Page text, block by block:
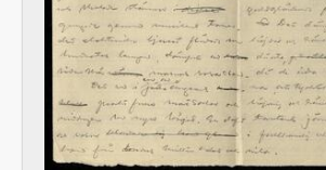
35 - Korsettsömmerskan
36 - Kycklingarna
14 - Noveller L-M
15 - Noveller N-R
16 - Noveller S
17 - Noveller T- Ö samt diverse